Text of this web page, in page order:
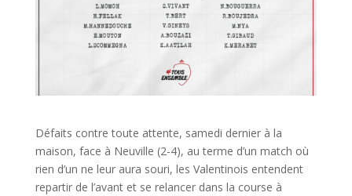
Défaits contre toute attente, samedi dernier à la
maison, face à Neuville (2-4), au terme d’un match où
rien d’un ne leur aura souri, les Valentinois entendent
repartir de l’avant et se relancer dans la course à